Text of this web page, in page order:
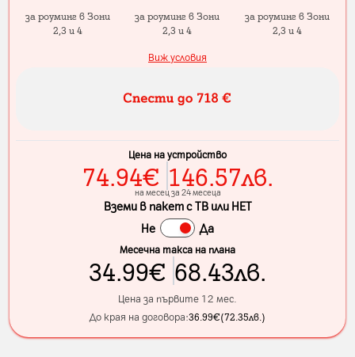
за роуминг в Зони
2,3 и 4
за роуминг в Зони
2,3 и 4
за роуминг в Зони
2,3 и 4
Виж условия
Цена на устройство
74.94€ 146.57лв.
на месец за 24 месеца
Вземи в пакет с ТВ или НЕТ
Не
Да
Месечна такса на плана
34.99€ 68.43лв.
Цена за първите 12 мес.
До края на договора:36.99€(72.35лв. )